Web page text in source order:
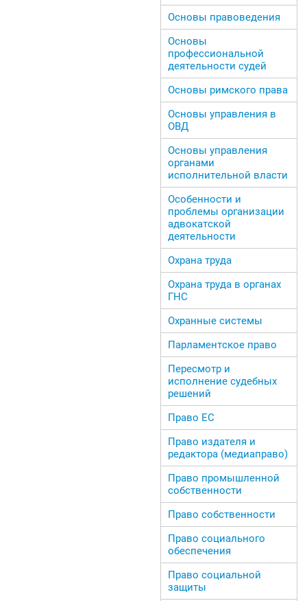
Основы правоведения
Основы
профессиональной
деятельности судей
Основы римского права
Основы управления в
ОВД
Основы управления
органами
исполнительной власти
Особенности и
проблемы организации
адвокатской
деятельности
Охрана труда
Охрана труда в органах
ГНС
Охранные системы
Парламентское право
Пересмотр и
исполнение судебных
решений
Право ЕС
Право издателя и
редактора (медиаправо)
Право промышленной
собственности
Право собственности
Право социального
обеспечения
Право социальной
защиты